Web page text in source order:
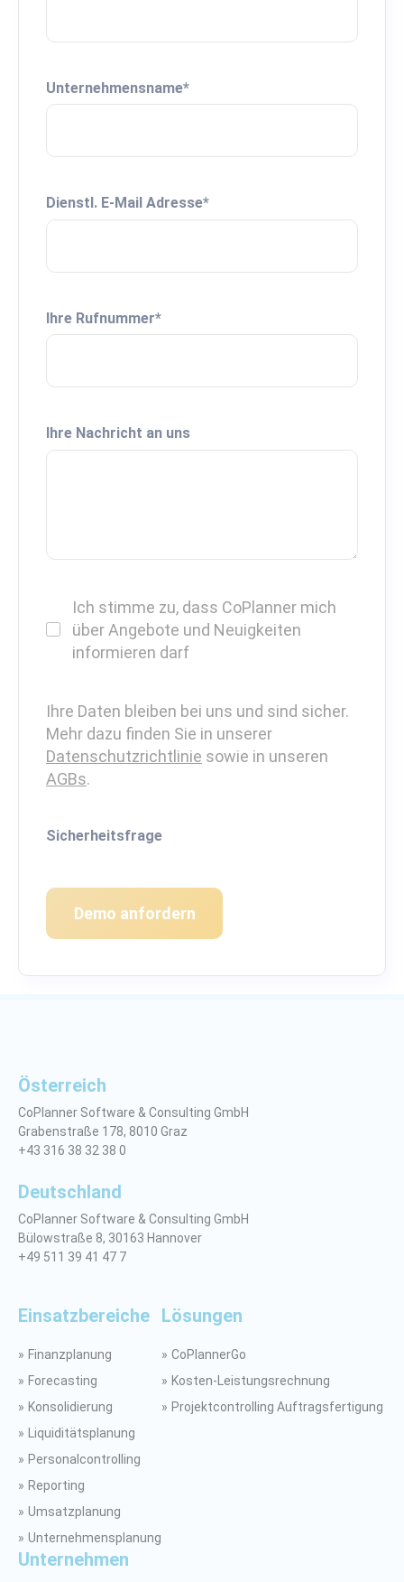
Unternehmensname*
Dienstl. E-Mail Adresse*
Ihre Rufnummer*
Ihre Nachricht an uns
Ich stimme zu, dass CoPlanner mich
über Angebote und Neuigkeiten
informieren darf
Ihre Daten bleiben bei uns und sind sicher.
Mehr dazu finden Sie in unserer
Datenschutzrichtlinie sowie in unseren
AGBs.
Sicherheitsfrage
Demo anfordern
Österreich
CoPlanner Software & Consulting GmbH
Grabenstraße 178, 8010 Graz
+43 316 38 32 38 0
Deutschland
CoPlanner Software & Consulting GmbH
Bülowstraße 8, 30163 Hannover
+49 511 39 41 47 7
Einsatzbereiche
Finanzplanung
Forecasting
Konsolidierung
Liquiditätsplanung
Personalcontrolling
Reporting
Umsatzplanung
Unternehmensplanung
Lösungen
CoPlannerGo
Kosten-Leistungsrechnung
Projektcontrolling Auftragsfertigung
Unternehmen